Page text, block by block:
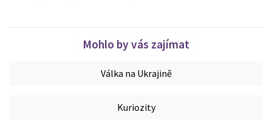
Mohlo by vás zajímat
Válka na Ukrajině
Kuriozity